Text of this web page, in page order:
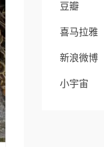
豆瓣
喜马拉雅
新浪微博
小宇宙